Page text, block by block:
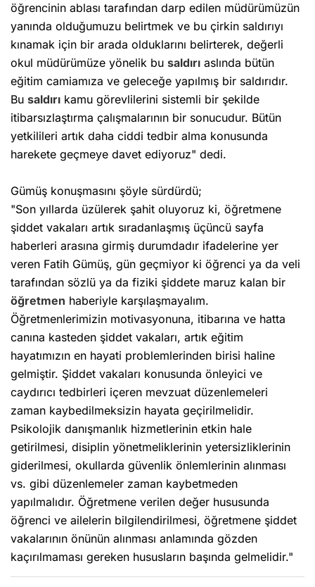
öğrencinin ablası tarafından darp edilen müdürümüzün
yanında olduğumuzu belirtmek ve bu çirkin saldırıyı
kınamak için bir arada olduklarını belirterek, değerli
okul müdürümüze yönelik bu saldırı aslında bütün
eğitim camiamıza ve geleceğe yapılmış bir saldırıdır.
Bu saldırı kamu görevlilerini sistemli bir şekilde
itibarsızlaştırma çalışmalarının bir sonucudur. Bütün
yetkilileri artık daha ciddi tedbir alma konusunda
harekete geçmeye davet ediyoruz" dedi.
Gümüş konuşmasını şöyle sürdürdü;
"Son yıllarda üzülerek şahit oluyoruz ki, öğretmene
şiddet vakaları artık sıradanlaşmış üçüncü sayfa
haberleri arasına girmiş durumdadır ifadelerine yer
veren Fatih Gümüş, gün geçmiyor ki öğrenci ya da veli
tarafından sözlü ya da fiziki şiddete maruz kalan bir
öğretmen haberiyle karşılaşmayalım.
Öğretmenlerimizin motivasyonuna, itibarına ve hatta
canına kasteden şiddet vakaları, artık eğitim
hayatımızın en hayati problemlerinden birisi haline
gelmiştir. Şiddet vakaları konusunda önleyici ve
caydırıcı tedbirleri içeren mevzuat düzenlemeleri
zaman kaybedilmeksizin hayata geçirilmelidir.
Psikolojik danışmanlık hizmetlerinin etkin hale
getirilmesi, disiplin yönetmeliklerinin yetersizliklerinin
giderilmesi, okullarda güvenlik önlemlerinin alınması
vs. gibi düzenlemeler zaman kaybetmeden
yapılmalıdır. Öğretmene verilen değer hususunda
öğrenci ve ailelerin bilgilendirilmesi, öğretmene şiddet
vakalarının önünün alınması anlamında gözden
kaçırılmaması gereken hususların başında gelmelidir."